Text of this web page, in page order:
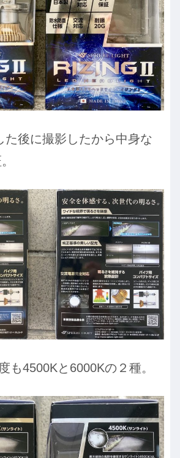
た後に撮影したから中身な
も4500Kと6000Kの２種。